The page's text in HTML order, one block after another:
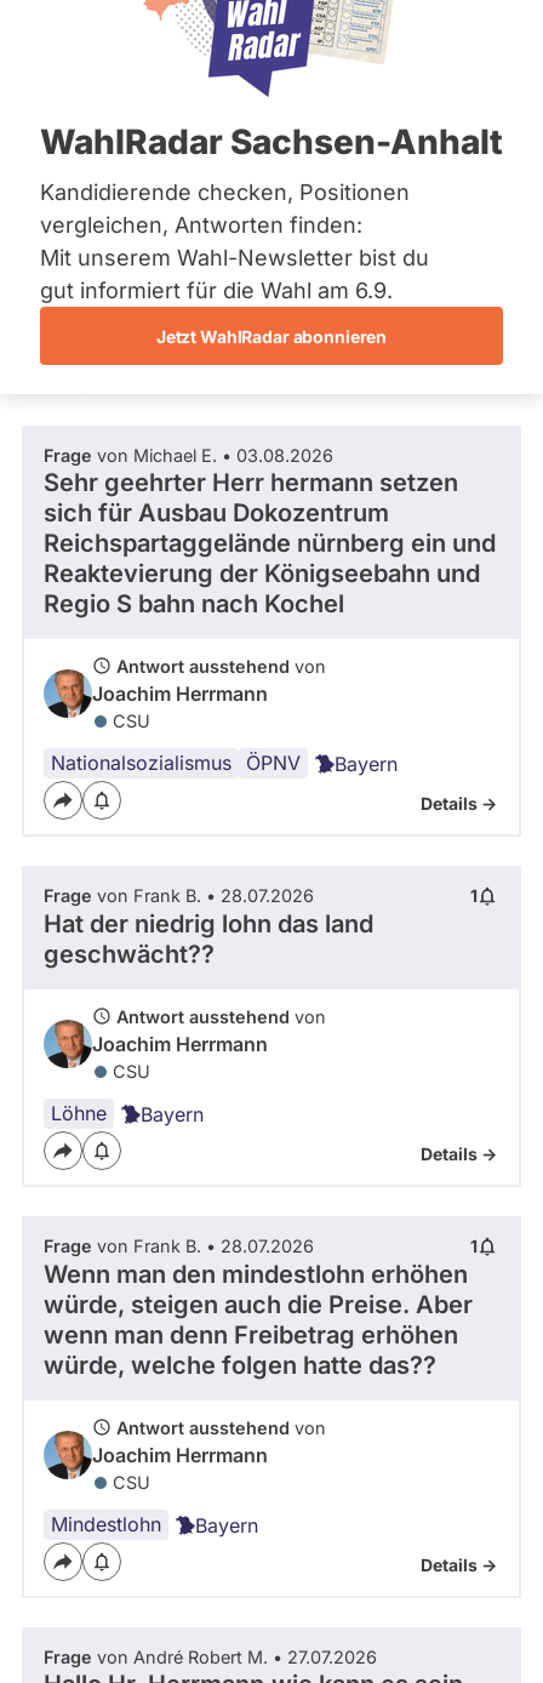
Bremen
Hamburg
Mecklenburg-Vorpommern
Nordrhein-Westfalen
Saarland
Sachsen
Sachsen-Anhalt
Sachsen-Anhalt
Schleswig-Holstein
Thüringen
Archiv
Spenden
WahlRadar Sachsen-Anhalt
Kandidierende checken, Positionen
vergleichen, Antworten finden:
Mit unserem Wahl-Newsletter bist du
gut informiert für die Wahl am 6.9.
Jetzt WahlRadar abonnieren
i
n
CSU
Abgeordneter Bayern 2023 - 2028
Wahlkreis
Stimmkreis
Stadt
36,64
Wahlliste
96/ 100
Fragen beantwortet
Es
nur
Fragen
und
Antworten
welche
gestellt
wurden.
Solche
aus
vergangenen
Kandidaturen
und
Mandaten
berücksichtigt.
Abgeordneter Bayern
Frage stellen
Fragen und Antworten
Frage von Michael E. • 03.08.2026
Sehr geehrter Herr hermann setzen
sich für Ausbau Dokozentrum
Reichspartaggelände nürnberg ein und
Reaktevierung der Königseebahn und
Regio S bahn nach Kochel
Antwort ausstehend von
Joachim Herrmann
CSU
Nationalsozialismus ÖPNV Bayern
Details ->
Frage von Frank B. • 28.07.2026 1
Hat der niedrig lohn das land
geschwächt??
Antwort ausstehend von
Joachim Herrmann
CSU
Löhne Bayern
Details ->
Frage von Frank B. • 28.07.2026 1
Wenn man den mindestlohn erhöhen
würde, steigen auch die Preise. Aber
wenn man denn Freibetrag erhöhen
würde, welche folgen hatte das??
Antwort ausstehend von
Joachim Herrmann
CSU
Mindestlohn Bayern
Details ->
Frage von André Robert M. • 27.07.2026